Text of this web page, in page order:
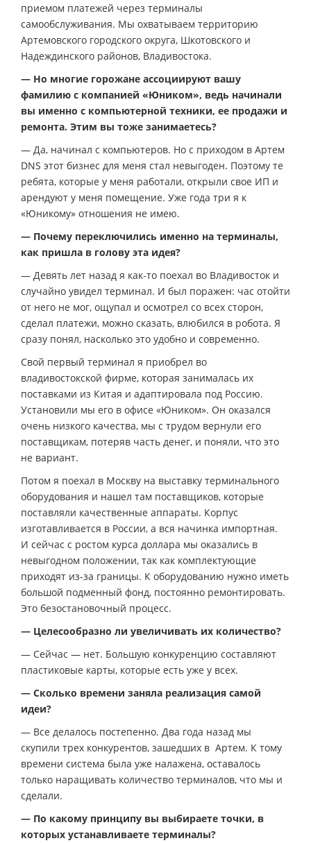
приемом платежей через терминалы
самообслуживания. Мы охватываем территорию
Артемовского городского округа, Шкотовского и
Надеждинского районов, Владивостока.
— Но многие горожане ассоциируют вашу
фамилию с компанией «Юником», ведь начинали
вы именно с компьютерной техники, ее продажи и
ремонта. Этим вы тоже занимаетесь?
— Да, начинал с компьютеров. Но с приходом в Артем
DNS этот бизнес для меня стал невыгоден. Поэтому те
ребята, которые у меня работали, открыли свое ИП и
арендуют у меня помещение. Уже года три я к
«Юникому» отношения не имею.
— Почему переключились именно на терминалы,
как пришла в голову эта идея?
— Девять лет назад я как-то поехал во Владивосток и
случайно увидел терминал. И был поражен: час отойти
от него не мог, ощупал и осмотрел со всех сторон,
сделал платежи, можно сказать, влюбился в робота. Я
сразу понял, насколько это удобно и современно.
Свой первый терминал я приобрел во
владивостокской фирме, которая занималась их
поставками из Китая и адаптировала под Россию.
Установили мы его в офисе «Юником». Он оказался
очень низкого качества, мы с трудом вернули его
поставщикам, потеряв часть денег, и поняли, что это
не вариант.
Потом я поехал в Москву на выставку терминального
оборудования и нашел там поставщиков, которые
поставляли качественные аппараты. Корпус
изготавливается в России, а вся начинка импортная.
И сейчас с ростом курса доллара мы оказались в
невыгодном положении, так как комплектующие
приходят из-за границы. К оборудованию нужно иметь
большой подменный фонд, постоянно ремонтировать.
Это безостановочный процесс.
— Целесообразно ли увеличивать их количество?
— Сейчас — нет. Большую конкуренцию составляют
пластиковые карты, которые есть уже у всех.
— Сколько времени заняла реализация самой
идеи?
— Все делалось постепенно. Два года назад мы
скупили трех конкурентов, зашедших в Артем. К тому
времени система была уже налажена, оставалось
только наращивать количество терминалов, что мы и
сделали.
— По какому принципу вы выбираете точки, в
которых устанавливаете терминалы?